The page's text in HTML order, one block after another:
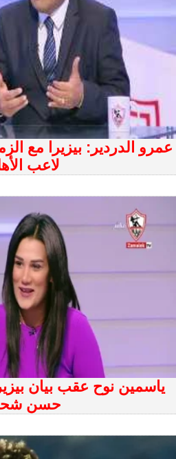
عمرو الدردير: بيزيرا مع
لاعب
ياسمين نوح عقب بيان
حسن